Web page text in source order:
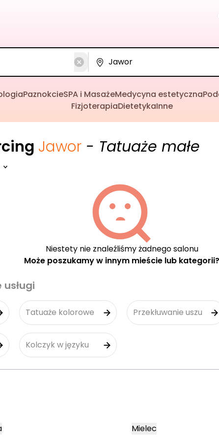
PaznokcieSPA i MasażeMedycyna estetyczna
FizjoterapiaDietetykaInne
Jawor - Tatuaże małe
Niestety nie znaleźliśmy żadnego salonu
Może poszukamy w innym mieście lub kategorii?
Tatuaże kolorowe Przekłuwanie uszu
Kolczyk w języku
Mielec